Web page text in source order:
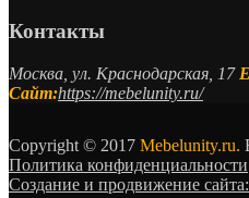
Контакты
Москва, ул. Краснодарская, 17
Сайт:https://mebelunity.ru/
Copyright © 2017 Mebelunity.ru.
Политика конфиденциальности
Создание и продвижение